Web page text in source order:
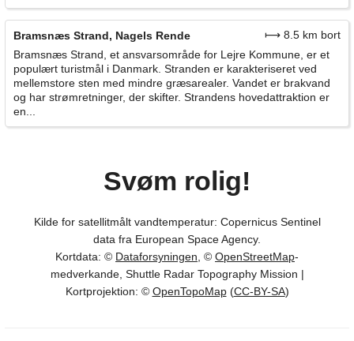
Bramsnæs Strand, Nagels Rende
⟼ 8.5 km bort
Bramsnæs Strand, et ansvarsområde for Lejre Kommune, er et
populært turistmål i Danmark. Stranden er karakteriseret ved
mellemstore sten med mindre græsarealer. Vandet er brakvand
og har strømretninger, der skifter. Strandens hovedattraktion er
en...
Svøm rolig!
Kilde for satellitmålt vandtemperatur: Copernicus Sentinel
data fra European Space Agency.
Kortdata: © Dataforsyningen , © OpenStreetMap-
medverkande, Shuttle Radar Topography Mission |
Kortprojektion: © OpenTopoMap(CC-BY-SA)